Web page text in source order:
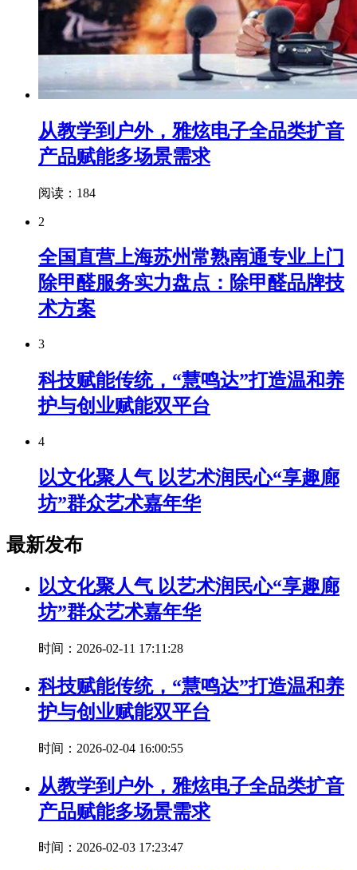
从教学到户外，雅炫电子全品类扩音
产品赋能多场景需求
阅读：184
2
全国直营上海苏州常熟南通专业上门
除甲醛服务实力盘点：除甲醛品牌技
术方案
3
科技赋能传统，“慧鸣达”打造温和养
护与创业赋能双平台
4
以文化聚人气 以艺术润民心“享趣廊
坊”群众艺术嘉年华
最新发布
以文化聚人气 以艺术润民心“享趣廊
坊”群众艺术嘉年华
时间：2026-02-11 17:11:28
科技赋能传统，“慧鸣达”打造温和养
护与创业赋能双平台
时间：2026-02-04 16:00:55
从教学到户外，雅炫电子全品类扩音
产品赋能多场景需求
时间：2026-02-03 17:23:47